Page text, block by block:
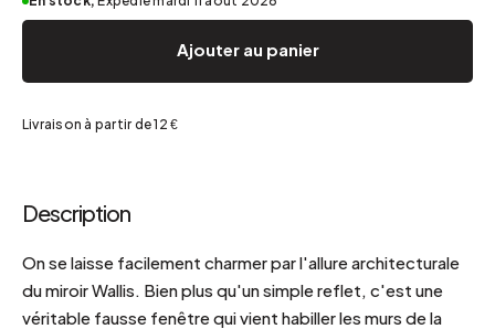
Ajouter au panier
Livraison à partir de 12 €
Description
On se laisse facilement charmer par l'allure architecturale
du miroir Wallis. Bien plus qu'un simple reflet, c'est une
véritable fausse fenêtre qui vient habiller les murs de la